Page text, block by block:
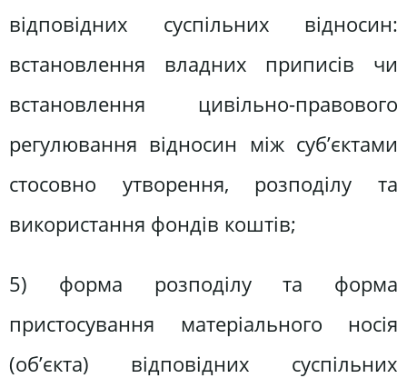
відповідних суспільних відносин:
встановлення владних приписів чи
встановлення цивільно-правового
регулювання відносин між суб’єктами
стосовно утворення, розподілу та
використання фондів коштів;
5) форма розподілу та форма
пристосування матеріального носія
(об’єкта) відповідних суспільних